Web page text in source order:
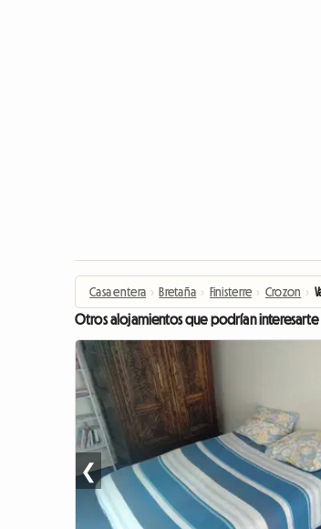
Casa entera › Bretaña › Finisterre › Crozon ›
Otros alojamientos que podrían interesarte
❮